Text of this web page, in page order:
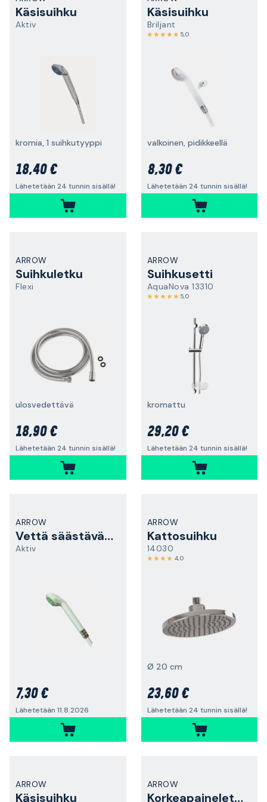
Käsisuihku
Aktiv
kromia, 1 suihkutyyppi
18,40 €
Lähetetään 24 tunnin sisällä!
Käsisuihku
Briljant
5,0
valkoinen, pidikkeellä
8,30 €
Lähetetään 24 tunnin sisällä!
ARROW
Suihkuletku
Flexi
ulosvedettävä
18,90 €
Lähetetään 24 tunnin sisällä!
ARROW
Suihkusetti
AquaNova 13310
5,0
kromattu
29,20 €
Lähetetään 24 tunnin sisällä!
ARROW
Vettä säästävä suihku
Aktiv
7,30 €
Lähetetään 11.8.2026
ARROW
Kattosuihku
14030
4,0
Ø 20 cm
23,60 €
Lähetetään 24 tunnin sisällä!
ARROW
Käsisuihku
ARROW
Korkeapaineletku